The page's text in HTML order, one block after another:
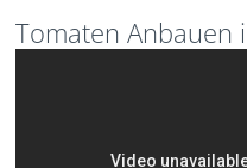
Tomaten Anbauen